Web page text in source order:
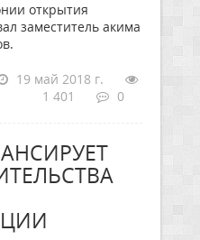
открытия
заместитель акима
19 май 2018 г.
1 401
0